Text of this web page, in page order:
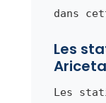
dans
Les
Les